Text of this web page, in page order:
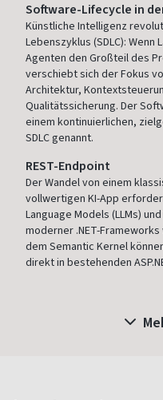
Software-Lifecycle in
Künstliche Intelligenz
Lebenszyklus (SDLC): Wenn
Agenten den Großteil des
verschiebt sich der Fokus
Architektur,
Qualitätssicherung. Der
einem kontinuierlichen,
SDLC genannt.
REST-Endpoint
Der Wandel von einem
vollwertigen KI-App
Language Models (LLMs)
moderner .NET-
dem Semantic Kernel
direkt in bestehenden